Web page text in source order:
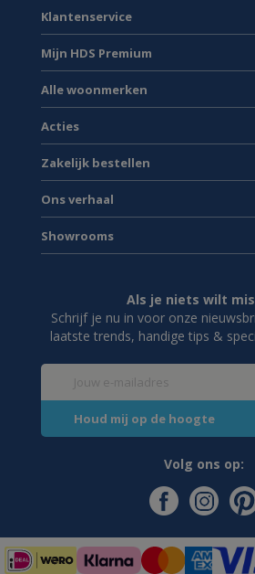
Klantenservice
Mijn HDS Premium
Alle woonmerken
Acties
Zakelijk bestellen
Ons verhaal
Showrooms
Als je niets wilt
Schrijf je nu in voor onze
laatste trends, handige tips &
Volg ons op: